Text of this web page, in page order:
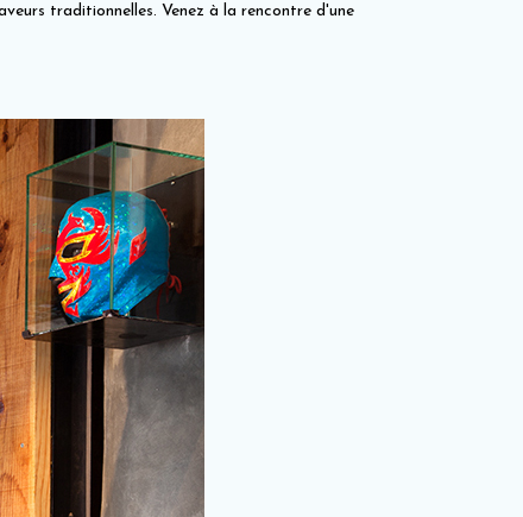
traditionnelles. Venez à la rencontre d'une